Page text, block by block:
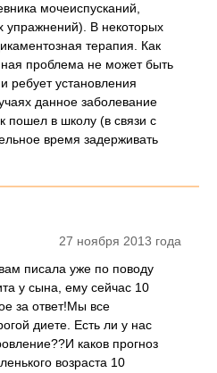
мочеиспусканий,
упражнений). В некоторых
терапия. Как
проблема не может быть
ребует установления
данное заболевание
пошел в школу (в связи с
время задерживать
27 ноября 2013 года
писала уже по поводу
у сына, ему сейчас 10
за ответ!Мы все
диете. Есть ли у нас
каков прогноз
возраста 10